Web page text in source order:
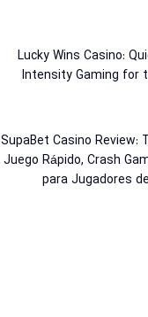
Lucky Wins Casino:
Intensity Gaming for
SupaBet Casino Review:
Juego Rápido, Crash
para Jugadores